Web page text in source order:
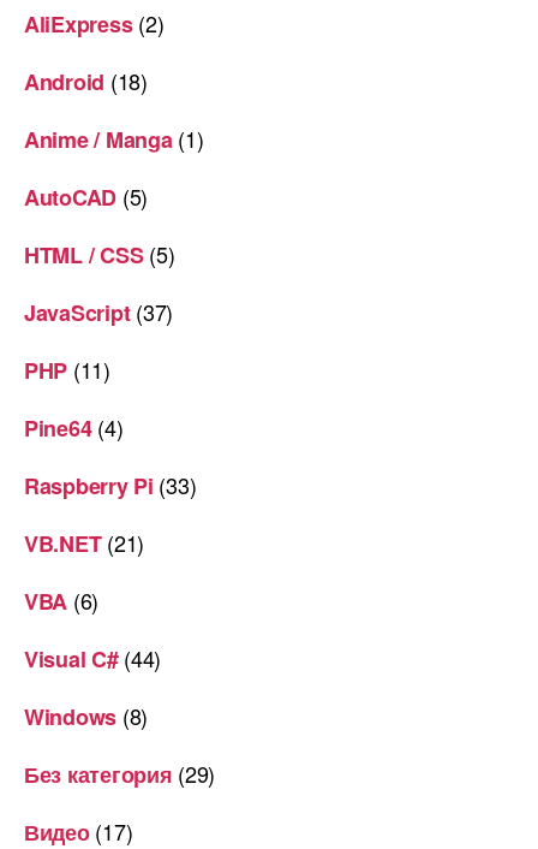
AliExpress(2)
Android (18)
Anime / Manga (1)
AutoCAD (5)
HTML / CSS(5)
JavaScript(37)
PHP (11)
Pine64(4)
Raspberry Pi (33)
VB.NET(21)
VBA (6)
Visual C#(44)
Windows (8)
Без категория (29)
Видео(17)